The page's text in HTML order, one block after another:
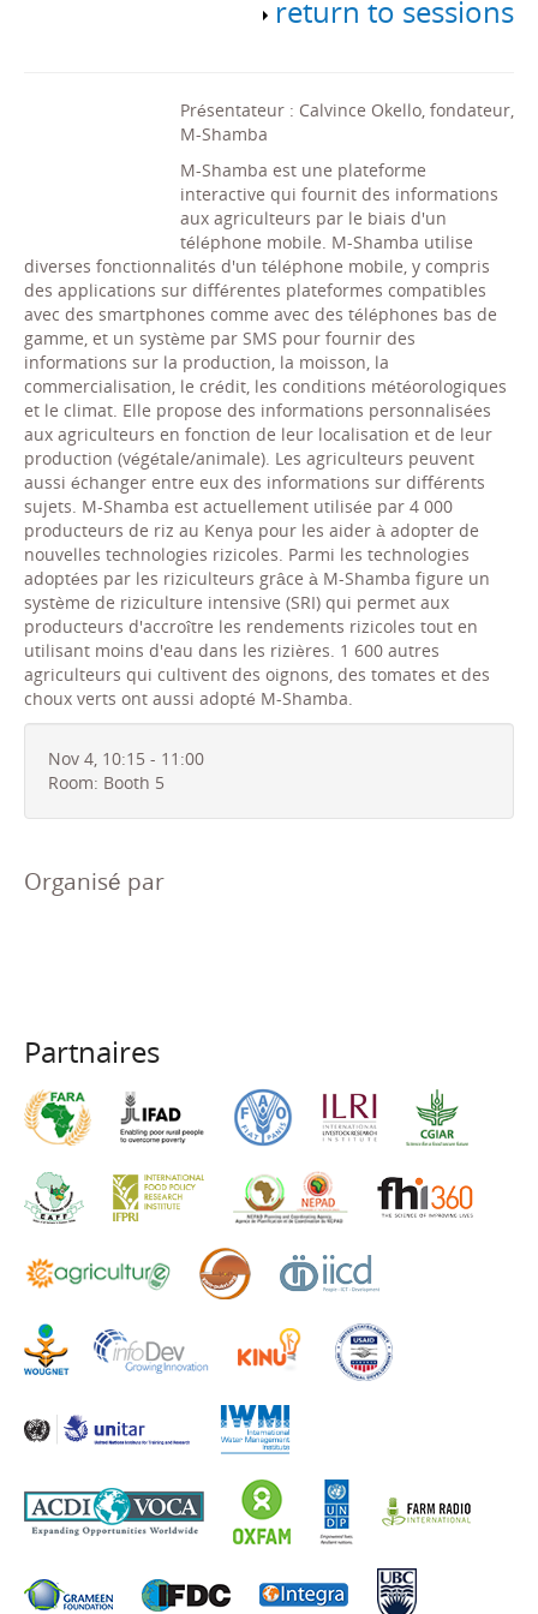
return to sessions
Présentateur : Calvince Okello, fondateur,
M-Shamba
M-Shamba est une plateforme
interactive qui fournit des informations
aux agriculteurs par le biais d'un
téléphone mobile. M-Shamba utilise
diverses fonctionnalités d'un téléphone mobile, y compris
des applications sur différentes plateformes compatibles
avec des smartphones comme avec des téléphones bas de
gamme, et un système par SMS pour fournir des
informations sur la production, la moisson, la
commercialisation, le crédit, les conditions météorologiques
et le climat. Elle propose des informations personnalisées
aux agriculteurs en fonction de leur localisation et de leur
production (végétale/animale). Les agriculteurs peuvent
aussi échanger entre eux des informations sur différents
sujets. M-Shamba est actuellement utilisée par 4 000
producteurs de riz au Kenya pour les aider à adopter de
nouvelles technologies rizicoles. Parmi les technologies
adoptées par les riziculteurs grâce à M-Shamba figure un
système de riziculture intensive (SRI) qui permet aux
producteurs d'accroître les rendements rizicoles tout en
utilisant moins d'eau dans les rizières. 1 600 autres
agriculteurs qui cultivent des oignons, des tomates et des
choux verts ont aussi adopté M-Shamba.
Nov 4, 10:15 - 11:00
Room: Booth 5
Organisé par
Partnaires